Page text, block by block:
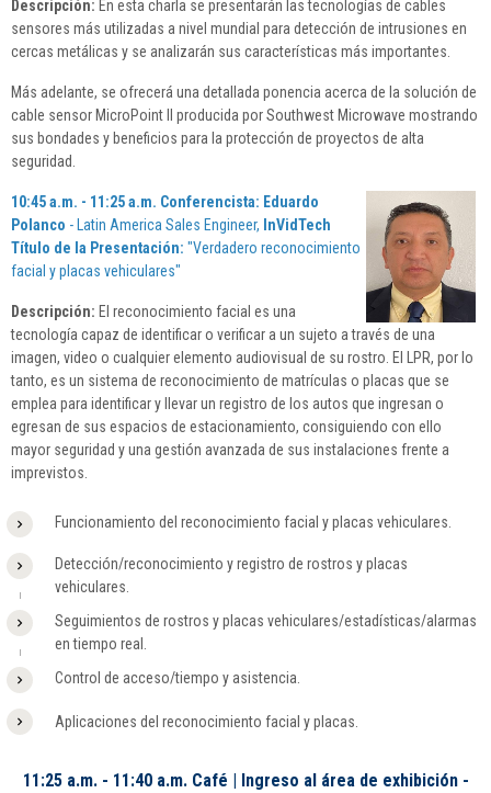
Descripción: En esta charla se presentarán las tecnologías de cables
sensores más utilizadas a nivel mundial para detección de intrusiones en
cercas metálicas y se analizarán sus características más importantes.
Más adelante, se ofrecerá una detallada ponencia acerca de la solución de
cable sensor MicroPoint II producida por Southwest Microwave mostrando
sus bondades y beneficios para la protección de proyectos de alta
seguridad.
10:45 a.m. - 11:25 a.m. Conferencista: Eduardo
Polanco - Latin America Sales Engineer, InVidTech
Título de la Presentación: "Verdadero reconocimiento
facial y placas vehiculares"
Descripción: El reconocimiento facial es una
tecnología capaz de identificar o verificar a un sujeto a través de una
imagen, video o cualquier elemento audiovisual de su rostro. El LPR, por lo
tanto, es un sistema de reconocimiento de matrículas o placas que se
emplea para identificar y llevar un registro de los autos que ingresan o
egresan de sus espacios de estacionamiento, consiguiendo con ello
mayor seguridad y una gestión avanzada de sus instalaciones frente a
imprevistos.
Funcionamiento del reconocimiento facial y placas vehiculares.
Detección/reconocimiento y registro de rostros y placas
vehiculares.
Seguimientos de rostros y placas vehiculares/estadísticas/alarmas
en tiempo real.
Control de acceso/tiempo y asistencia.
Aplicaciones del reconocimiento facial y placas.
11:25 a.m. - 11:40 a.m. Café | Ingreso al área de exhibición -